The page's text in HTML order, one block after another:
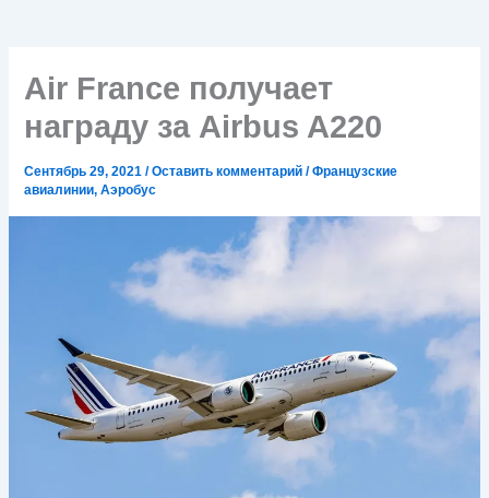
Air France получает
награду за Airbus A220
Сентябрь 29, 2021/Оставить комментарий /Французские
авиалинии,Аэробус